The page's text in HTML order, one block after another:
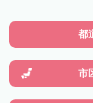
都
市